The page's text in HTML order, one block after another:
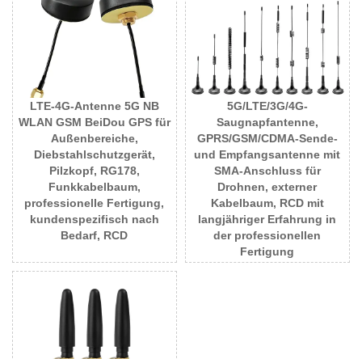
LTE-4G-Antenne 5G NB
WLAN GSM BeiDou GPS für
Außenbereiche,
Diebstahlschutzgerät,
Pilzkopf, RG178,
Funkkabelbaum,
professionelle Fertigung,
kundenspezifisch nach
Bedarf, RCD
5G/LTE/3G/4G-
Saugnapfantenne,
GPRS/GSM/CDMA-Sende-
und Empfangsantenne mit
SMA-Anschluss für
Drohnen, externer
Kabelbaum, RCD mit
langjähriger Erfahrung in
der professionellen
Fertigung